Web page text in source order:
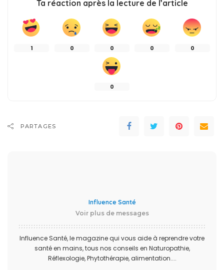
Ta réaction après la lecture de l’article
1 0 0 0 0
0
PARTAGES
Influence Santé
Voir plus de messages
Influence Santé, le magazine qui vous aide à reprendre votre
santé en mains, tous nos conseils en Naturopathie,
Réflexologie, Phytothérapie, alimentation....